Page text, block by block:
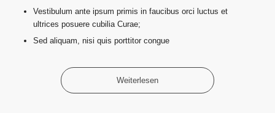
Vestibulum ante ipsum primis in faucibus orci luctus et
ultrices posuere cubilia Curae;
Sed aliquam, nisi quis porttitor congue
Weiterlesen